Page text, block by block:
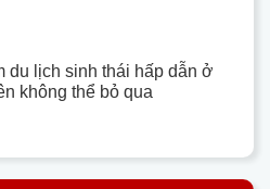
du lịch sinh thái hấp dẫn ở
không thể bỏ qua